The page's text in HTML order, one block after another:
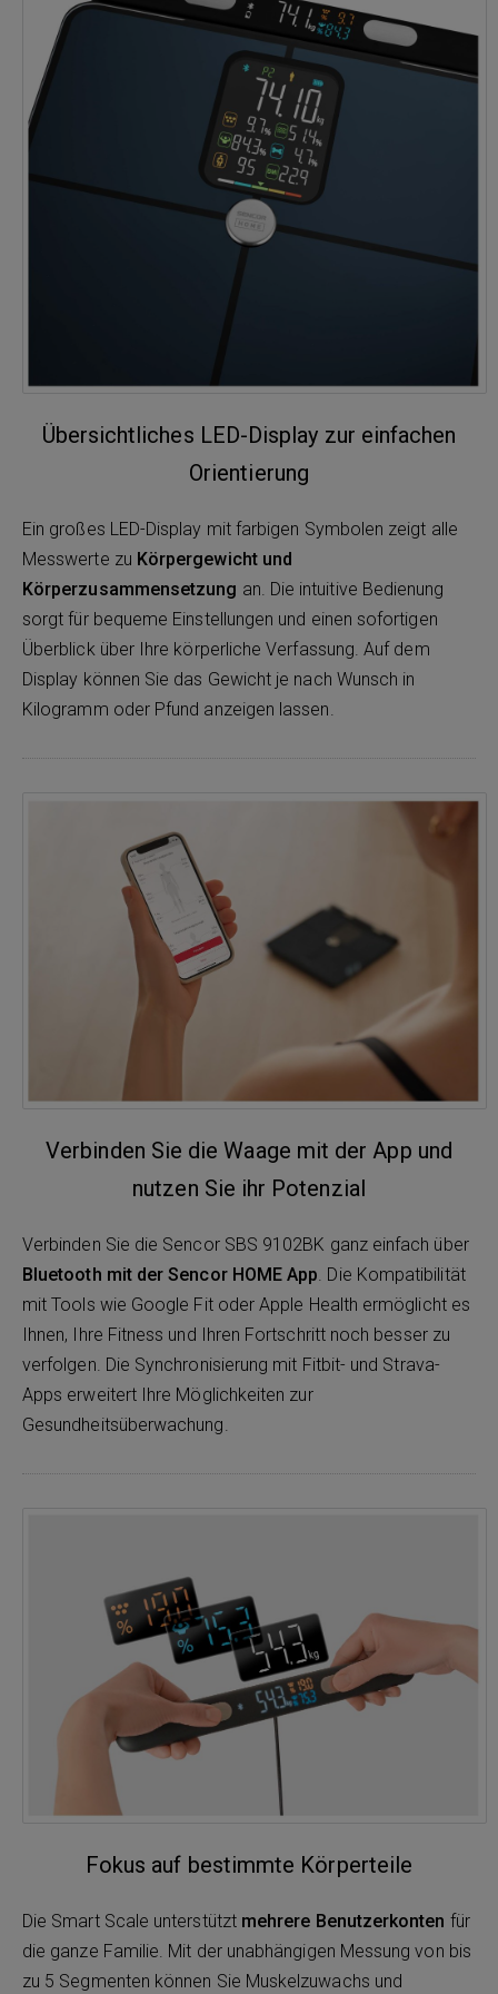
Übersichtliches LED-Display zur einfachen
Orientierung
Ein großes LED-Display mit farbigen Symbolen zeigt alle
Messwerte zu Körpergewicht und
Körperzusammensetzung an. Die intuitive Bedienung
sorgt für bequeme Einstellungen und einen sofortigen
Überblick über Ihre körperliche Verfassung. Auf dem
Display können Sie das Gewicht je nach Wunsch in
Kilogramm oder Pfund anzeigen lassen.
Verbinden Sie die Waage mit der App und
nutzen Sie ihr Potenzial
Verbinden Sie die Sencor SBS 9102BK ganz einfach über
Bluetooth mit der Sencor HOME App. Die Kompatibilität
mit Tools wie Google Fit oder Apple Health ermöglicht es
Ihnen, Ihre Fitness und Ihren Fortschritt noch besser zu
verfolgen. Die Synchronisierung mit Fitbit- und Strava-
Apps erweitert Ihre Möglichkeiten zur
Gesundheitsüberwachung.
Fokus auf bestimmte Körperteile
Die Smart Scale unterstützt mehrere Benutzerkonten für
die ganze Familie. Mit der unabhängigen Messung von bis
zu 5 Segmenten können Sie Muskelzuwachs und